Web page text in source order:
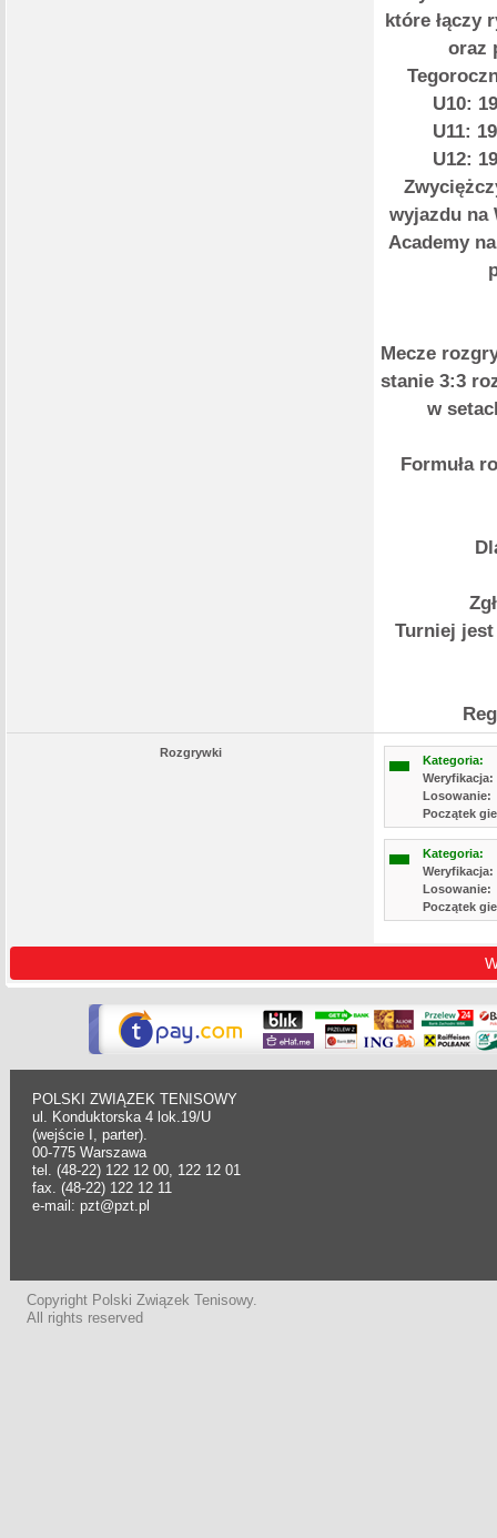
które łączy
oraz
U10:
U11:
U12:
wyjazdu na
Academy
Mecze
stanie 3:3
w
Formuła
Turniej
Rozgrywki
Kategoria:
Weryfikacja:
Losowanie:
Początek
Kategoria:
Weryfikacja:
Losowanie:
Początek
POLSKI ZWIĄZEK TENISOWY
ul. Konduktorska 4 lok.19/U
(wejście I, parter).
00-775 Warszawa
tel. (48-22) 122 12 00, 122 12 01
fax. (48-22) 122 12 11
e-mail: pzt@pzt.pl
Copyright Polski Związek Tenisowy.
All rights reserved